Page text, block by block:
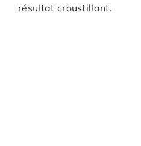
résultat croustillant.